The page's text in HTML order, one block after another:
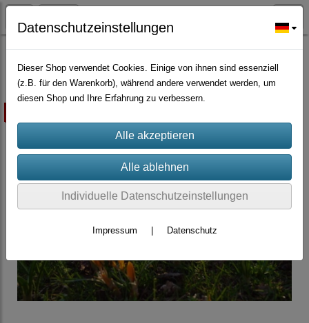
Blumenzwiebel
Datenschutzeinstellungen
Dieser Shop verwendet Cookies. Einige von ihnen sind essenziell
(z.B. für den Warenkorb), während andere verwendet werden, um
diesen Shop und Ihre Erfahrung zu verbessern.
Individuelle Datenschutzeinstellungen
Impressum Datenschutz